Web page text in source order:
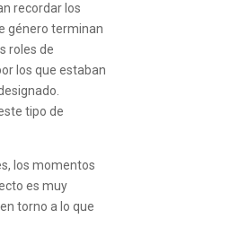
recordar los
género terminan
roles de
los que estaban
tipo de
los momentos
es muy
torno a lo que